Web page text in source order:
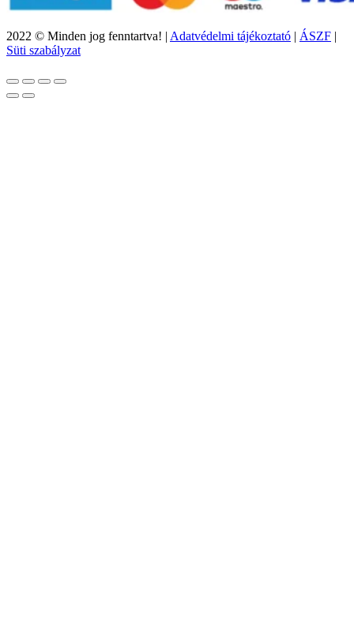
2022 © Minden jog fenntartva! | Adatvédelmi tájékoztató | ÁSZF |
Süti szabályzat